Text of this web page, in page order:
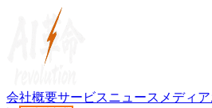
会社概要サービスニュース メディア